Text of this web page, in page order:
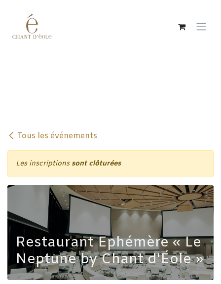
Tous les événements
Les inscriptions sont clôturées
Restaurant Ephémère « Le
Neptune by Chant d'Éole »